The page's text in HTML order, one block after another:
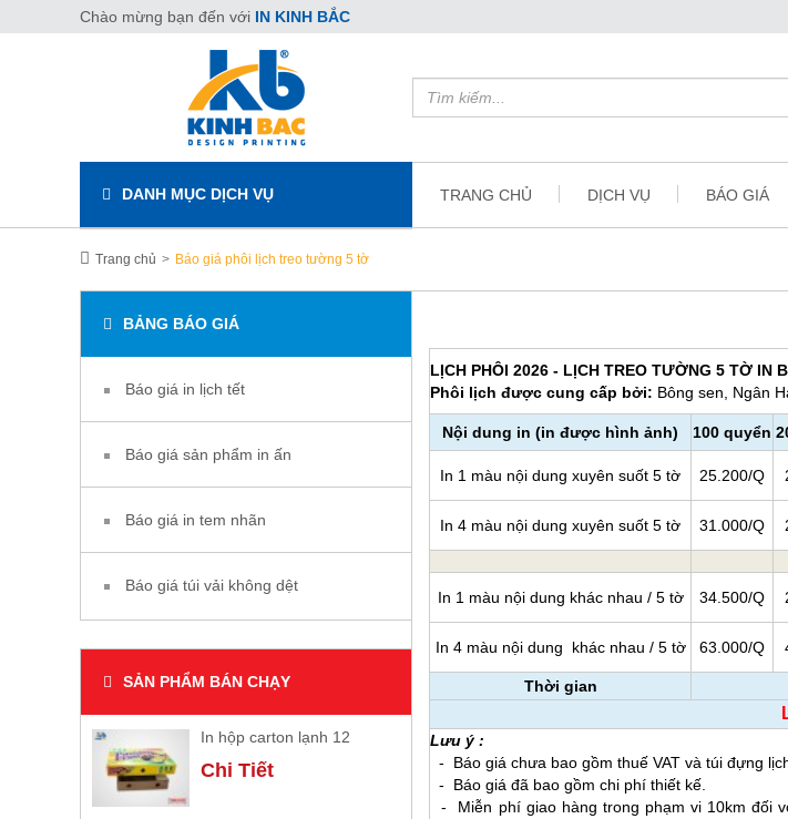
Chào mừng bạn đến với IN KINH BẮC
DANH MỤC DỊCH VỤ TRANG CHỦ DỊCH VỤ BÁO GIÁ
Trang chủ Báo giá phôi lịch treo tường 5 tờ
LỊCH PHÔI 2026 - LỊCH TREO TƯỜNG 5 TỜ IN
Phôi lịch được cung cấp bởi: Bông sen, Ngân
Nội dung in (in được hình ảnh) 100 quyển
In 1 màu nội dung xuyên suốt 5 tờ 25.200/Q
In 4 màu nội dung xuyên suốt 5 tờ 31.000/Q
In 1 màu nội dung khác nhau / 5 tờ 34.500/Q
In 4 màu nội dung khác nhau / 5 tờ 63.000/Q
Thời gian
Lưu ý :
- Báo giá chưa bao gồm thuế VAT và túi đựng
- Báo giá đã bao
- Miễn phí giao hàng trong phạm vi 10km đối
BẢNG BÁO GIÁ
Báo giá in lịch tết
Báo giá sản phẩm in ấn
Báo giá in tem nhãn
Báo giá túi vải không dệt
SẢN PHẨM BÁN CHẠY
In hộp carton lạnh 12
Chi Tiết